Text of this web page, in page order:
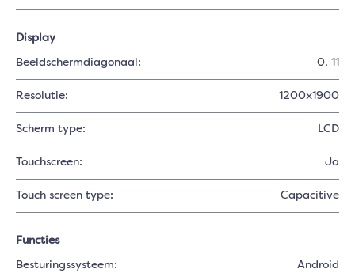
Display
Beeldschermdiagonaal: 0, 11
Resolutie: 1200x1900
Scherm type: LCD
Touchscreen: Ja
Touch screen type: Capacitive
Functies
Besturingssysteem: Android